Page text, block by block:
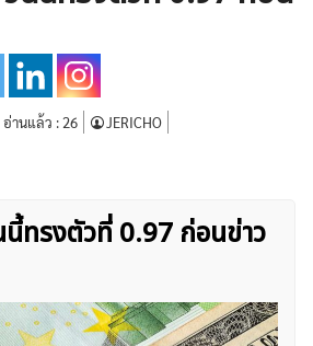
วไป
เกอร์ FX
โปรโมชั่น Forex
อ่านแล้ว :26 JERICHO
นี้ทรงตัวที่ 0.97 ก่อนข่าว